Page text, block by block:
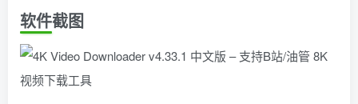
软件截图